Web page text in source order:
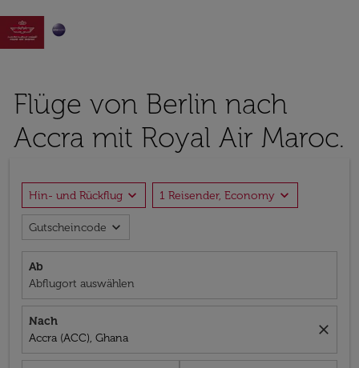

Flüge von Berlin nach
Accra mit Royal Air Maroc.
Hin- und Rückflug expand_more 1 Reisender, Economy expand_more
Gutscheincode expand_more
Ab
Abflugort auswählen
Nach
Accra (ACC), Ghana
close